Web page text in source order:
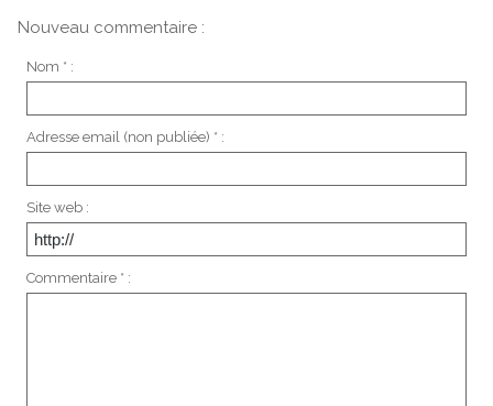
Nouveau commentaire :
Nom * :
Adresse email (non publiée) * :
Site web :
Commentaire * :